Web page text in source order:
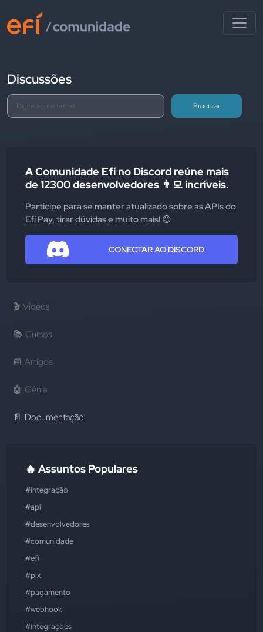
Discussões
Procurar
A Comunidade Efí no Discord reúne mais
de 12300 desenvolvedores 👨‍💻 incríveis.
Participe para se manter atualizado sobre as APIs do
Efí Pay, tirar dúvidas e muito mais! 😊
CONECTAR AO DISCORD
🎬 Vídeos
📚 Cursos
📰 Artigos
🤖 Gênia
📄 Documentação
🔥 Assuntos Populares
#integração
#api
#desenvolvedores
#comunidade
#efí
#pix
#pagamento
#webhook
#integrações